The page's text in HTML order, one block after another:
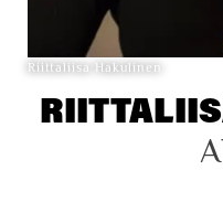
Riittaliisa Hakulinen